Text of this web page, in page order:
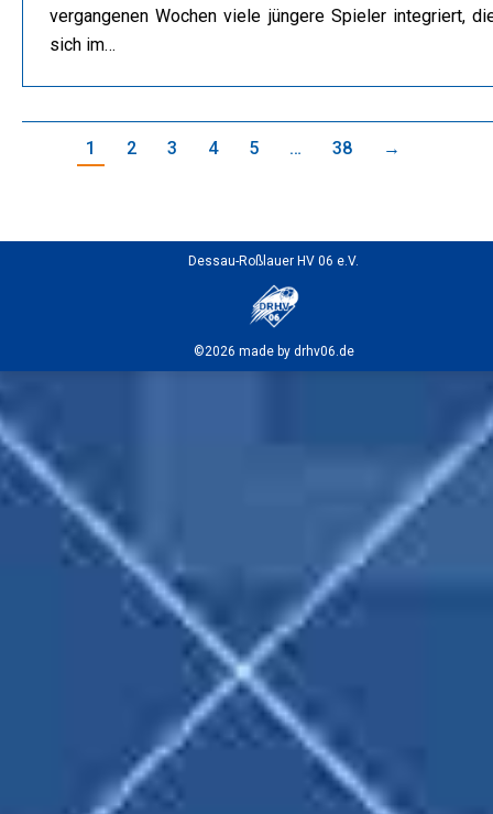
vergangenen Wochen viele jüngere Spieler integriert,
sich im…
1 2 3 4 5 … 38 →
Dessau-Roßlauer HV 06 e.V.
©2026 made by drhv06.de